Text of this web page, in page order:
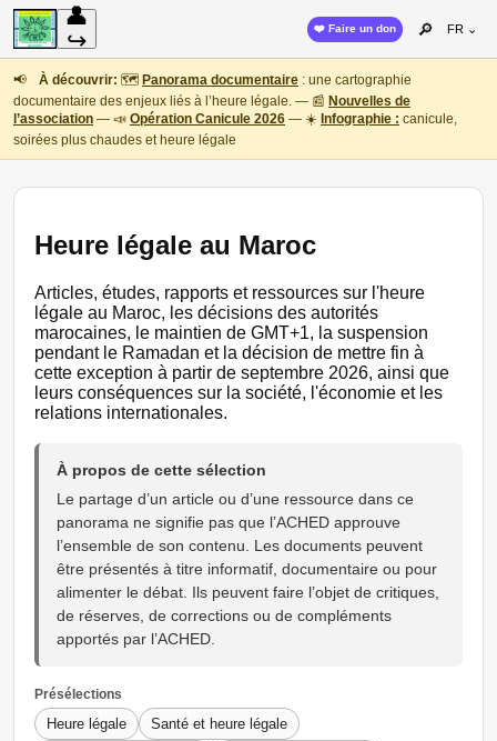
👤
↪
❤️ Faire un don 🔎 FR ⌄
📢 À découvrir: 🗺️ Panorama documentaire : une cartographie
documentaire des enjeux liés à l’heure légale. — 📰 Nouvelles de
l’association — 📣 Opération Canicule 2026 — ☀️ Infographie : canicule,
soirées plus chaudes et heure légale
Heure légale au Maroc
Articles, études, rapports et ressources sur l'heure
légale au Maroc, les décisions des autorités
marocaines, le maintien de GMT+1, la suspension
pendant le Ramadan et la décision de mettre fin à
cette exception à partir de septembre 2026, ainsi que
leurs conséquences sur la société, l'économie et les
relations internationales.
À propos de cette sélection
Le partage d’un article ou d’une ressource dans ce
panorama ne signifie pas que l’ACHED approuve
l’ensemble de son contenu. Les documents peuvent
être présentés à titre informatif, documentaire ou pour
alimenter le débat. Ils peuvent faire l’objet de critiques,
de réserves, de corrections ou de compléments
apportés par l’ACHED.
Présélections
Heure légale
Santé et heure légale